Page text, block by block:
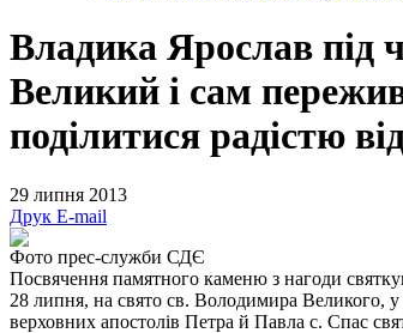
Владика Ярослав під
Великий і сам
поділитися радістю
29 липня 2013
Друк E-mail
Фото прес-служби СДЄ
Посвячення памятного каменю з нагоди
28 липня, на свято св. Володимира Великого, у
верховних апостолів Петра й Павла с. Спас